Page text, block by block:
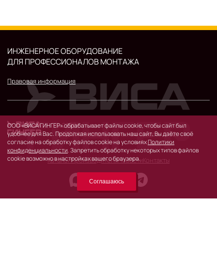
ИНЖЕНЕРНОЕ ОБОРУДОВАНИЕ
ДЛЯ ПРОФЕССИОНАЛОВ МОНТАЖА
Правовая информация
© 2026 г.
119530, Москва, Очаковское шоссе, д. 32.
КаталогПроизводителиНовостиКонтакты
ООО «ВИСА ГИНГЕР» обрабатывает файлы cookie, чтобы сайт был
удобнее для Вас. Продолжая использовать наш сайт, Вы даёте своё
согласие на обработку файлов cookie на условияхПолитики
конфиденциальности. Запретить обработку некоторых типов файлов
cookie возможно в настройках вашего браузера.
Соглашаюсь